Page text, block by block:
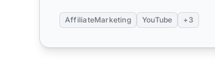
AffiliateMarketing YouTube +3